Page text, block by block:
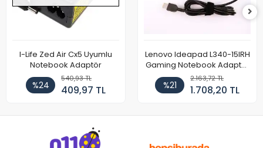
I-Life Zed Air Cx5 Uyumlu
Notebook Adaptör
%24
540,93 TL
409,97 TL
Lenovo Ideapad L340-15IRH
Gaming Notebook Adaptör
Cihazı Şarj Aleti (150W)
%21
2.163,72 TL
1.708,20 TL